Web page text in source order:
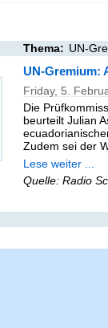
Thema: UN-
UN-Gremium:
Friday, 5.
Die
beurteilt Julian
Zudem sei der
Lese weiter ...
Quelle: Radio